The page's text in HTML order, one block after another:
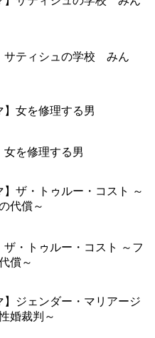
サティシュの学校 みん
女を修理する男
ザ・トゥルー・コスト ～フ
償～